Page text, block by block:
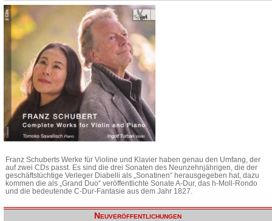
Franz Schuberts Werke für Violine und Klavier haben genau den Umfang, der
auf zwei CDs passt. Es sind die drei Sonaten des Neunzehnjährigen, die der
geschäftstüchtige Verleger Diabelli als „Sonatinen“ herausgegeben hat, dazu
kommen die als „Grand Duo“ veröffentlichte Sonate A-Dur, das h-Moll-Rondo
und die bedeutende C-Dur-Fantasie aus dem Jahr 1827.
Neuveröffentlichungen